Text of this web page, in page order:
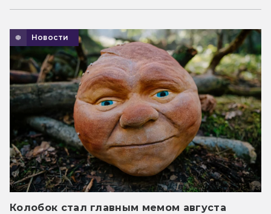
Новости
Колобок стал главным мемом августа